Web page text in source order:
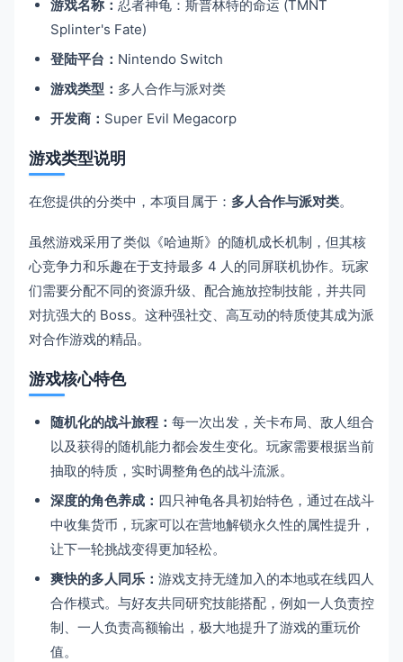
游戏名称： 忍者神龟：斯普林特的命运 (TMNT
Splinter's Fate)
登陆平台： Nintendo Switch
游戏类型： 多人合作与派对类
开发商： Super Evil Megacorp
游戏类型说明
在您提供的分类中，本项目属于： 多人合作与派对类。
虽然游戏采用了类似《哈迪斯》的随机成长机制，但其核
心竞争力和乐趣在于支持最多 4 人的同屏联机协作。玩家
们需要分配不同的资源升级、配合施放控制技能，并共同
对抗强大的 Boss。这种强社交、高互动的特质使其成为派
对合作游戏的精品。
游戏核心特色
随机化的战斗旅程： 每一次出发，关卡布局、敌人组合
以及获得的随机能力都会发生变化。玩家需要根据当前
抽取的特质，实时调整角色的战斗流派。
深度的角色养成： 四只神龟各具初始特色，通过在战斗
中收集货币，玩家可以在营地解锁永久性的属性提升，
让下一轮挑战变得更加轻松。
爽快的多人同乐： 游戏支持无缝加入的本地或在线四人
合作模式。与好友共同研究技能搭配，例如一人负责控
制、一人负责高额输出，极大地提升了游戏的重玩价
值。